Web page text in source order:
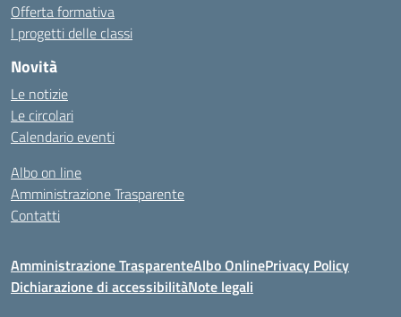
Offerta formativa
I progetti delle classi
Novità
Le notizie
Le circolari
Calendario eventi
Albo on line
Amministrazione Trasparente
Contatti
Amministrazione TrasparenteAlbo OnlinePrivacy Policy
Dichiarazione di accessibilitàNote legali